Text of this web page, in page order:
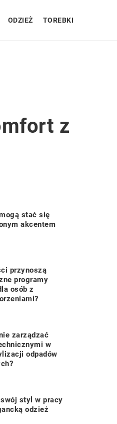
ODZIEŻ TOREBKI
z
stać się
akcentem
przynoszą
programy
osób z
zarządzać
w
odpadów
styl w pracy
odzież